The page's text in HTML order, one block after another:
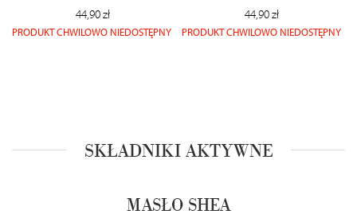
44,90 zł
PRODUKT CHWILOWO NIEDOSTĘPNY
44,90 zł
PRODUKT CHWILOWO NIEDOSTĘPNY
SKŁADNIKI AKTYWNE
MASŁO SHEA